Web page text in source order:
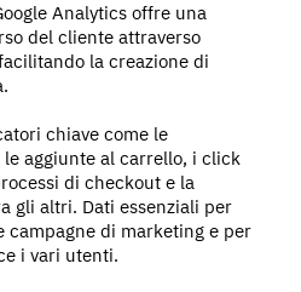
Analytics offre una
del cliente attraverso
la creazione di
chiave come le
aggiunte al carrello, i click
di checkout e la
gli altri. Dati essenziali per
di marketing e per
i vari utenti.